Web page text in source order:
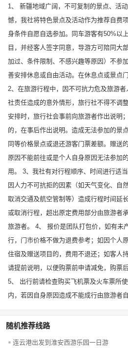
1、 新疆地域广阔，不可复制的景点、活
憾，我社将特色景点及活动作为推荐自费
身条件自愿自选参加。同车游客有50%以
目，并经客人签字同意，导游方可陪同大
加过、条件限制、不感兴趣等原因）不参
善安排休息或自由活动。在休息点或景点
2、在旅游行程中，因不可抗力危及旅游
社责任造成的意外情形，旅行社不得不调
安排时，旅行社会事前向旅游者作出说明
的，在事后作出说明。造成无法参加的景
同等价格景点或退还游客门票差额。赠送
原因不能前往或是个人自身原因无法参加
用。 3、我社有对行程顺序、时间进行适
因人力不可抗拒的因素（如天气变化、自
取消交通及航空管制等）造成行程时间延
或取消行程，超出原定费用部分由旅游者
旅游者。 4、 报价是团队打包价，如有未
行，门市价格不做为退费参考；如因个人
住宿及赠送项目的，费用不退还；如客人
请提前说明，以便购票前申请减免，购票
5、 出行前请检查购买飞机票及火车票所
内，若因自身原因造成不能成行由旅游者
随机推荐线路
连云港出发到淮安西游乐园一日游